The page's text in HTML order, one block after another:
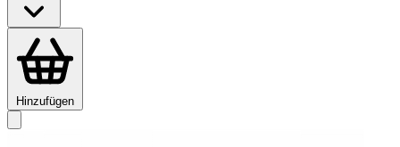
Hinzufügen